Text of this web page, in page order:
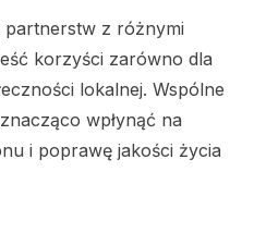
partnerstw z różnymi
korzyści zarówno dla
lokalnej. Wspólne
wpłynąć na
i poprawę jakości życia